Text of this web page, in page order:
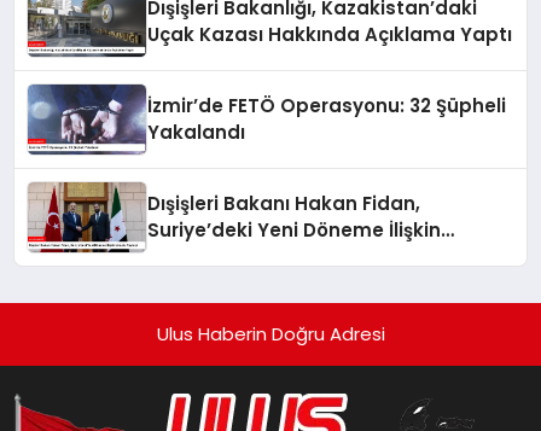
Dışişleri Bakanlığı, Kazakistan’daki
Uçak Kazası Hakkında Açıklama Yaptı
İzmir’de FETÖ Operasyonu: 32 Şüpheli
Yakalandı
Dışişleri Bakanı Hakan Fidan,
Suriye’deki Yeni Döneme İlişkin
Ulus Haberin Doğru Adresi